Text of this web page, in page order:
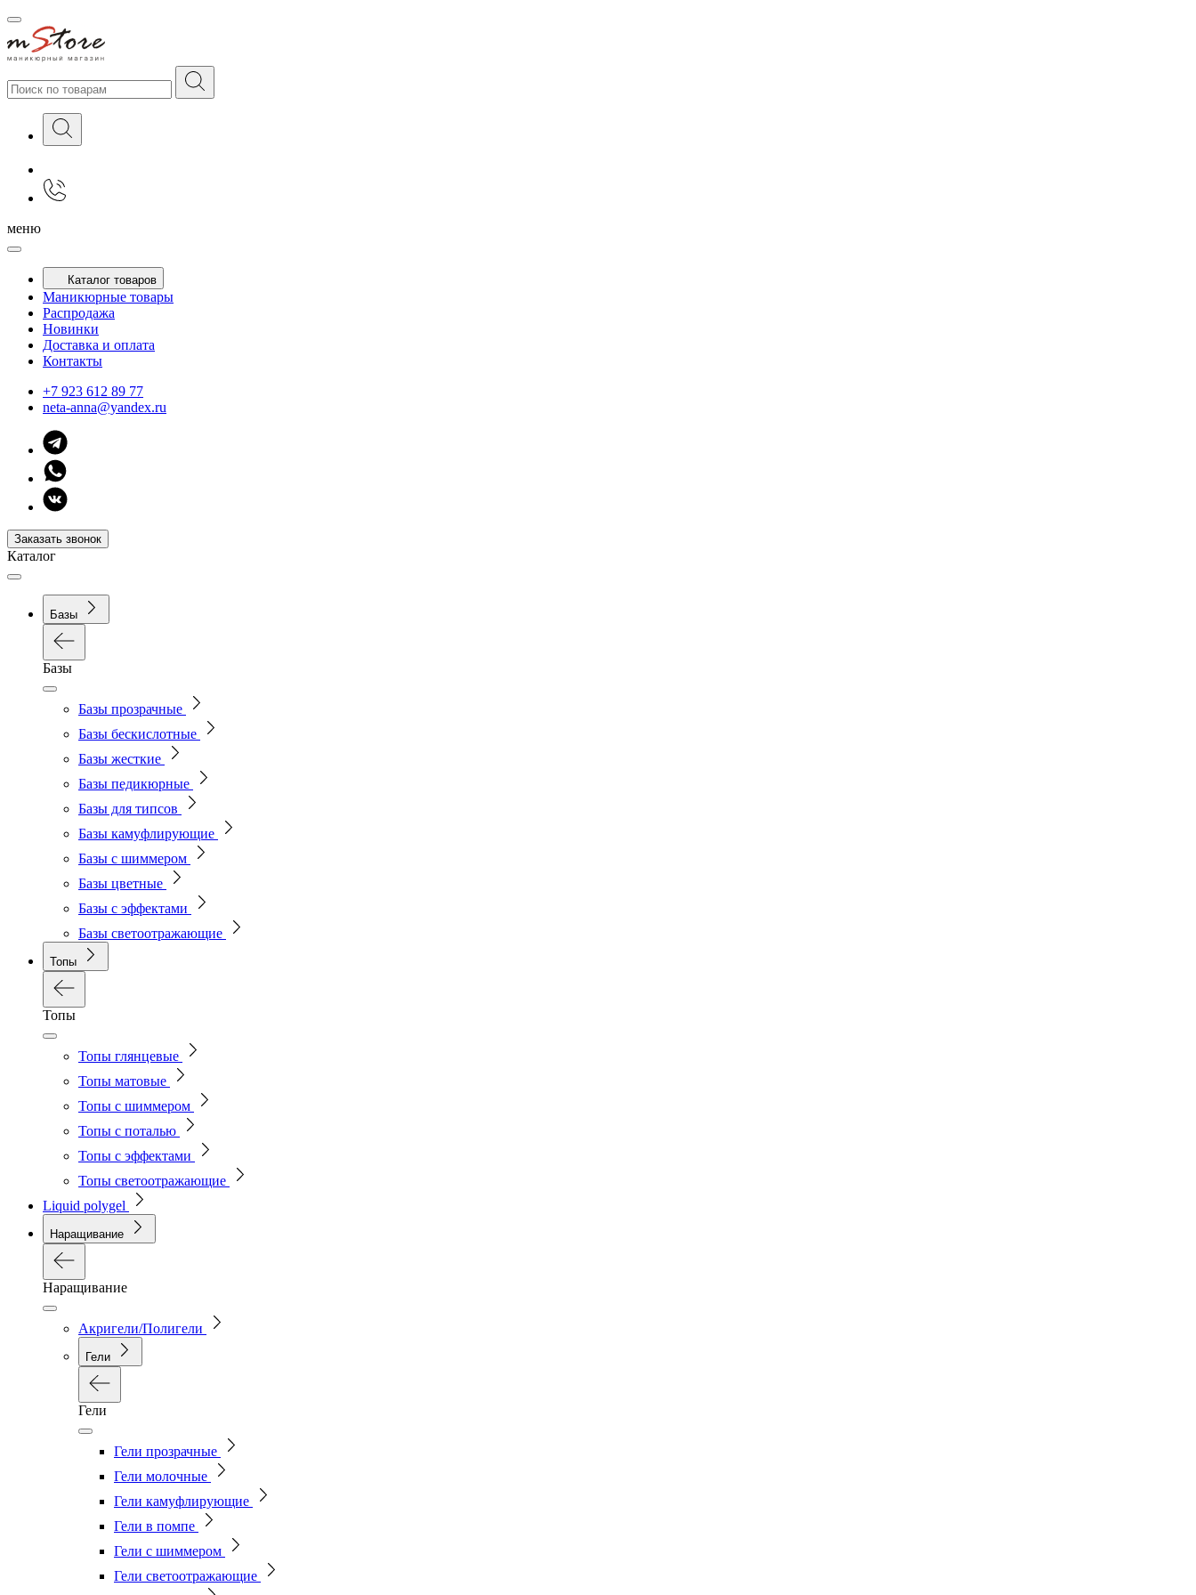
меню
Каталог товаров
Маникюрные товары
Распродажа
Новинки
Доставка и оплата
Контакты
+7 923 612 89 77
neta-anna@yandex.ru
Заказать звонок
Каталог
Базы
Базы
Базы прозрачные
Базы бескислотные
Базы жесткие
Базы педикюрные
Базы для типсов
Базы камуфлирующие
Базы с шиммером
Базы цветные
Базы с эффектами
Базы светоотражающие
Топы
Топы
Топы глянцевые
Топы матовые
Топы с шиммером
Топы с поталью
Топы с эффектами
Топы светоотражающие
Liquid polygel
Наращивание
Наращивание
Акригели/Полигели
Гели
Гели
Гели прозрачные
Гели молочные
Гели камуфлирующие
Гели в помпе
Гели с шиммером
Гели светоотражающие